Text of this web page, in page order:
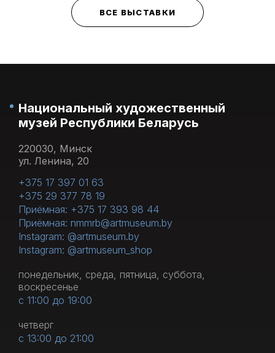
ВСЕ ВЫСТАВКИ
Национальный художественный
музей Республики Беларусь
220030, Минск
ул. Ленина, 20
+375 17 397 01 63
+375 29 377 78 19
Приёмная: +375 17 393 98 44
Приёмная: nmmrb@artmuseum.by
Instagram: @artmuseum.by
Instagram: @artmuseum_shop
понедельник, среда, пятница, суббота,
воскресенье
с 11:00 до 19:00
четверг
с 13:00 до 21:00